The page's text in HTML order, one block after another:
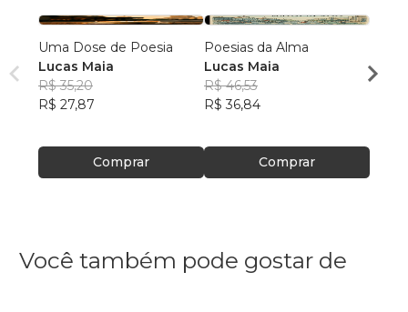
Uma Dose de Poesia
Lucas Maia
R$ 35,20
R$ 27,87
Comprar
Poesias da Alma
Lucas Maia
R$ 46,53
R$ 36,84
Comprar
R$
Você também pode gostar de